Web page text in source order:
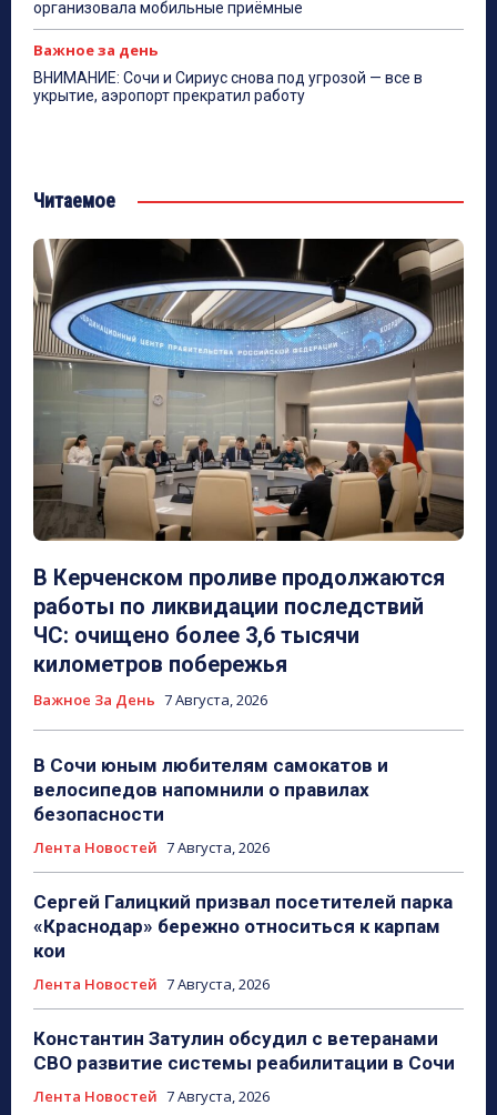
организовала мобильные приёмные
Важное за день
ВНИМАНИЕ: Сочи и Сириус снова под угрозой — все в
укрытие, аэропорт прекратил работу
Читаемое
В Керченском проливе продолжаются
работы по ликвидации последствий
ЧС: очищено более 3,6 тысячи
километров побережья
Важное За День 7 Августа, 2026
В Сочи юным любителям самокатов и
велосипедов напомнили о правилах
безопасности
Лента Новостей 7 Августа, 2026
Сергей Галицкий призвал посетителей парка
«Краснодар» бережно относиться к карпам
кои
Лента Новостей 7 Августа, 2026
Константин Затулин обсудил с ветеранами
СВО развитие системы реабилитации в Сочи
Лента Новостей 7 Августа, 2026